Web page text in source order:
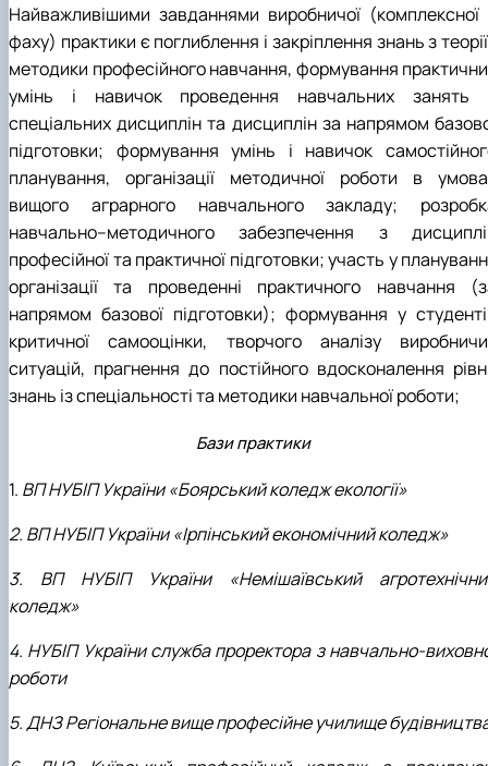
Найважливішими завданнями виробничої (комплексної
фаху) практики є поглиблення і закріплення знань з теорії
методики професійного навчання, формування
умінь і навичок проведення навчальних занять
спеціальних дисциплін та дисциплін за напрямом
підготовки; формування умінь і навичок
планування, організації методичної роботи в
вищого аграрного навчального закладу;
навчально–методичного забезпечення з
професійної та практичної підготовки; участь у
організації та проведенні практичного навчання
напрямом базової підготовки); формування у
критичної самооцінки, творчого аналізу
ситуацій, прагнення до постійного вдосконалення
знань із спеціальності та методики навчальної роботи;
Бази практики
1. ВП НУБІП України «Боярський коледж екології»
2. ВП НУБІП України «Ірпінський економічний коледж»
3. ВП НУБІП України «Немішаївський
коледж»
4. НУБІП України служба проректора з навчально-
роботи
5. ДНЗ Регіональне вище професійне училище